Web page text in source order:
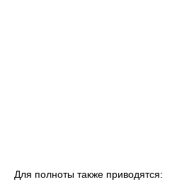
Для полноты также приводятся: